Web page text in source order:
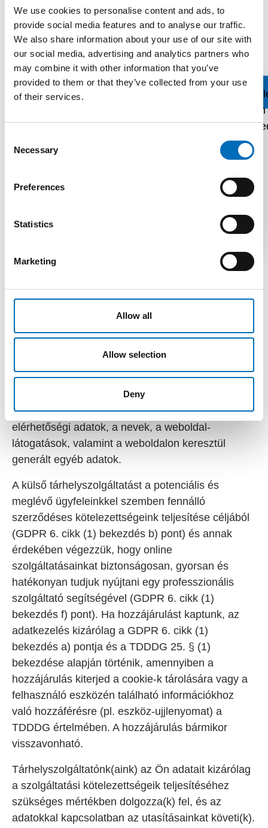
We use cookies to personalise content and ads, to
provide social media features and to analyse our traffic.
We also share information about your use of our site with
our social media, advertising and analytics partners who
may combine it with other information that you’ve
provided to them or that they’ve collected from your use
of their services.
Selection
Necessary
Preferences
Statistics
Marketing
Allow all
Allow selection
Deny
szervereken tárolja. Lehetősége van módosítani az
elemzést a meglévő cookie-k törlésével és az új
cookie-k tárolásának megakadályozásával.
Felhívjuk figyelmét, hogy a cookie-k letiltása
esetén a weboldal egyes funkciói nem lesznek
teljes mértékben elérhetők. A cookie-k tárolását a
a Matomo szoftvert az „AnonymizeIP”
kiterjesztéssel használja. Ez biztosítja, hogy az IP-
címeket csak rövidített formában dolgozzák fel,
böngészője által a Matomo-n keresztül elküldött IP-
adatokkal. A Matomo program egy nyílt forráskódú
projekt. A harmadik fél szolgáltató adatvédelmi
Ez a weboldal külső szolgáltatónál van tárolva. A
Ide tartoznak különösen az IP-címek, a
kapcsolatfelvételi kérelmek, a metaadatok és a
kommunikációs adatok, a szerződéses adatok, az
elérhetőségi adatok, a nevek, a weboldal-
látogatások, valamint a weboldalon keresztül
generált egyéb adatok.
A külső tárhelyszolgáltatást a potenciális és
meglévő ügyfeleinkkel szemben fennálló
szerződéses kötelezettségeink teljesítése céljából
(GDPR 6. cikk (1) bekezdés b) pont) és annak
érdekében végezzük, hogy online
szolgáltatásainkat biztonságosan, gyorsan és
hatékonyan tudjuk nyújtani egy professzionális
szolgáltató segítségével (GDPR 6. cikk (1)
bekezdés f) pont). Ha hozzájárulást kaptunk, az
adatkezelés kizárólag a GDPR 6. cikk (1)
bekezdés a) pontja és a TDDDG 25. § (1)
bekezdése alapján történik, amennyiben a
hozzájárulás kiterjed a cookie-k tárolására vagy a
felhasználó eszközén található információkhoz
való hozzáférésre (pl. eszköz-ujjlenyomat) a
TDDDG értelmében. A hozzájárulás bármikor
visszavonható.
Tárhelyszolgáltatónk(aink) az Ön adatait kizárólag
a szolgáltatási kötelezettségeik teljesítéséhez
szükséges mértékben dolgozza(k) fel, és az
adatokkal kapcsolatban az utasításainkat követi(k).